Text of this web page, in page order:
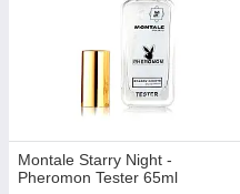
Montale Starry Night -
Pheromon Tester 65ml